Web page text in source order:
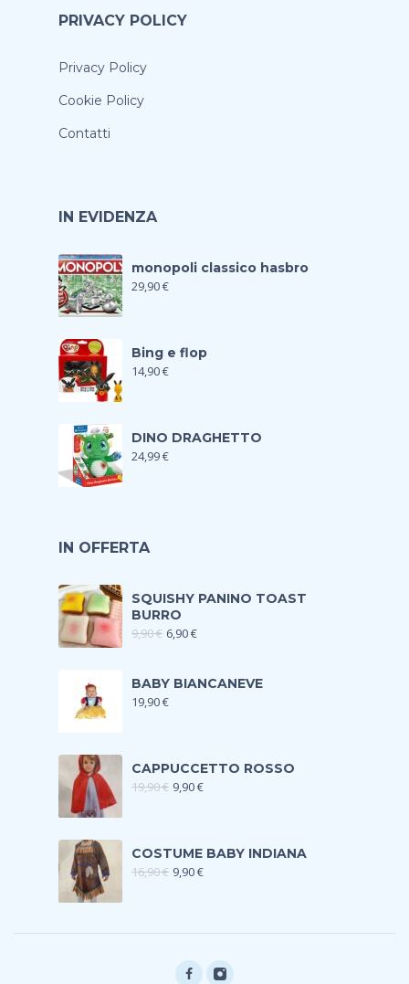
PRIVACY POLICY
Privacy Policy
Cookie Policy
Contatti
IN EVIDENZA
monopoli classico hasbro
29,90€
Bing e flop
14,90€
DINO DRAGHETTO
24,99€
IN OFFERTA
SQUISHY PANINO TOAST
BURRO
9,90€ 6,90€
BABY BIANCANEVE
19,90€
CAPPUCCETTO ROSSO
19,90€ 9,90€
COSTUME BABY INDIANA
16,90€ 9,90€